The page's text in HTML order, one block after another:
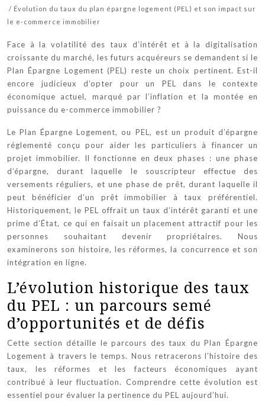
/ Évolution du taux du plan épargne logement (PEL) et son impact sur
le e-commerce immobilier
Face à la volatilité des taux d’intérêt et à la digitalisation
croissante du marché, les futurs acquéreurs se demandent si le
Plan Épargne Logement (PEL) reste un choix pertinent. Est-il
encore judicieux d’opter pour un PEL dans le contexte
économique actuel, marqué par l’inflation et la montée en
puissance du e-commerce immobilier ?
Le Plan Épargne Logement, ou PEL, est un produit d’épargne
réglementé conçu pour aider les particuliers à financer un
projet immobilier. Il fonctionne en deux phases : une phase
d’épargne, durant laquelle le souscripteur effectue des
versements réguliers, et une phase de prêt, durant laquelle il
peut bénéficier d’un prêt immobilier à taux préférentiel.
Historiquement, le PEL offrait un taux d’intérêt garanti et une
prime d’État, ce qui en faisait un placement attractif pour les
personnes souhaitant devenir propriétaires. Nous
examinerons son histoire, les réformes, la concurrence et son
intégration en ligne.
L’évolution historique des taux
du PEL : un parcours semé
d’opportunités et de défis
Cette section détaille le parcours des taux du Plan Épargne
Logement à travers le temps. Nous retracerons l’histoire des
taux, les réformes et les facteurs économiques ayant
contribué à leur fluctuation. Comprendre cette évolution est
essentiel pour évaluer la pertinence du PEL aujourd’hui.